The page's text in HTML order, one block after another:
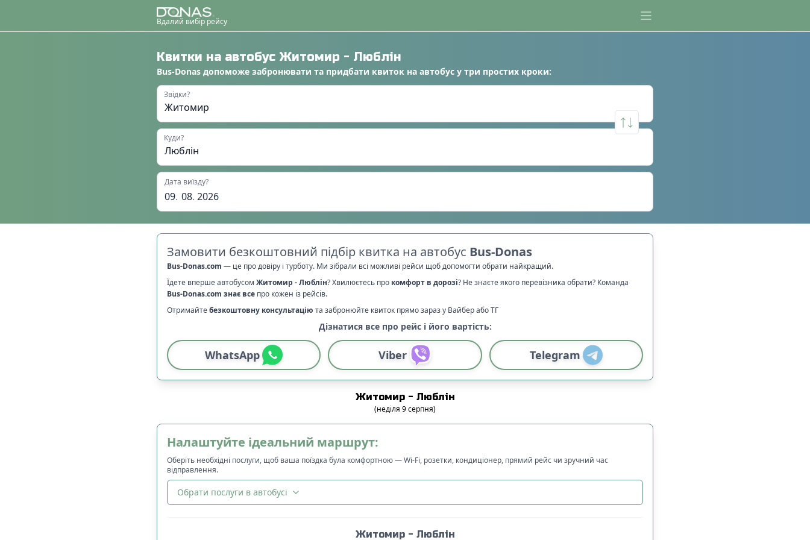
Вдалий вибір рейсу
Квитки на автобус Житомир - Люблін
Bus-Donas допоможе забронювати та придбати квиток на автобус у три простих кроки:
Звідки?
Куди?
Дата виїзду?
09. 08. 2026
Замовити безкоштовний підбір квитка на автобус Bus-Donas
Bus-Donas.com — це про довіру і турботу. Ми зібрали всі можливі рейси щоб допомогти обрати найкращий.
Їдете вперше автобусом Житомир -Люблін? Хвилюєтесь про комфорт в дорозі? Не знаєте якого перевізника обрати? Команда
Bus-Donas.com знає все про кожен із рейсів.
Отримайтебезкоштовну консультацію та забронюйте квиток прямо зараз у Вайбер або ТГ
Дізнатися все про рейс і його вартість:
WhatsApp Viber Telegram
Житомир - Люблін
(неділя 9серпня)
Налаштуйте ідеальний маршрут:
Оберіть необхідні послуги, щоб ваша поїздка була комфортною — Wi-Fi, розетки, кондиціонер, прямий рейс чи зручний час
відправлення.
Обрати послуги в автобусі
Житомир - Люблін